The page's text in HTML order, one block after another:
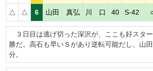
△ △ 6 山田 真弘 川 口 40 S-42
３日目は逃げ切った深沢が、ここも好スタ
勝だ。高石も早いＳがあり逆転可能だし、山
分。